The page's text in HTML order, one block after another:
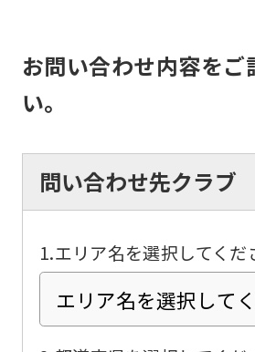
お問い合わせ内容をご
い。
問い合わせ先クラブ
1.エリア名を選択してくだ
you
the
of